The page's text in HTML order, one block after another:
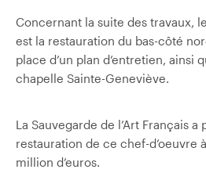
Concernant la suite des travaux,
est la restauration du bas-côté
place d’un plan d’entretien, ainsi
chapelle Sainte-Geneviève.
La Sauvegarde de l’Art Français a
restauration de ce chef-d’oeuvre
million d’euros.